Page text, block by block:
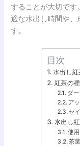
することが大切です
適な水出し時間や、
す。
目次
水出し
紅茶の
ダ
ア
セ
水出し
使
茶